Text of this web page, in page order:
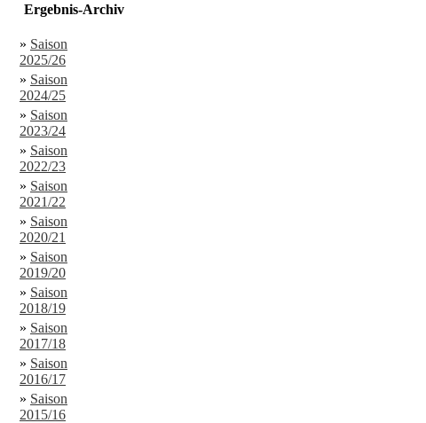
Ergebnis-Archiv
» Saison
2025/26
» Saison
2024/25
» Saison
2023/24
» Saison
2022/23
» Saison
2021/22
» Saison
2020/21
» Saison
2019/20
» Saison
2018/19
» Saison
2017/18
» Saison
2016/17
» Saison
2015/16